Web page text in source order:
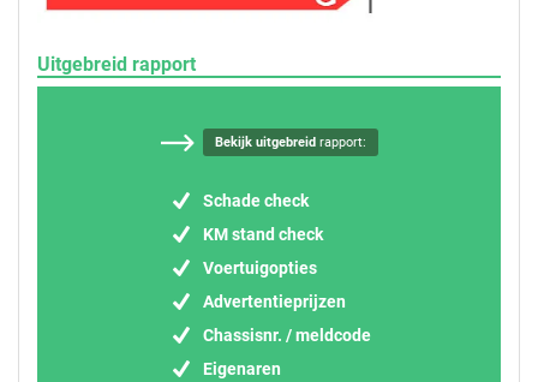
Uitgebreid rapport
Bekijk uitgebreidrapport:
Schade check
KM stand check
Voertuigopties
Advertentieprijzen
Chassisnr. / meldcode
Eigenaren